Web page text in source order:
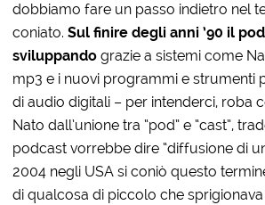
dobbiamo fare un passo indietro nel
coniato.Sul finire degli anni ’90 il
sviluppando grazie a sistemi come
mp3 e i nuovi programmi e strumenti
di audio digitali – per intenderci, roba
Nato dall’unione tra “pod” e “cast”,
podcast vorrebbe dire “diffusione di
2004 negli USA si coniò questo
di qualcosa di piccolo che